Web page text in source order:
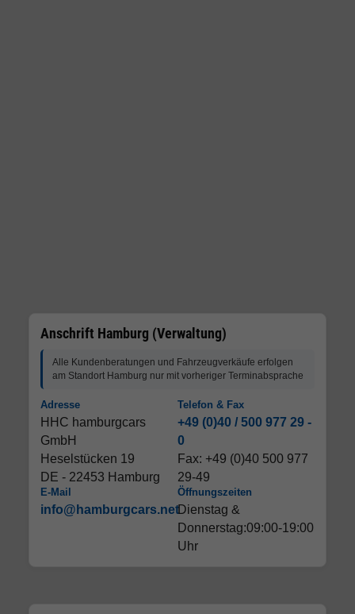
Anschrift Hamburg (Verwaltung)
Alle Kundenberatungen und Fahrzeugverkäufe erfolgen
am Standort Hamburg nur mit vorheriger Terminabsprache
Adresse
HHC hamburgcars
GmbH
Heselstücken 19
DE - 22453 Hamburg
Telefon & Fax
+49 (0)40 / 500 977 29 -
0
Fax: +49 (0)40 500 977
29-49
E-Mail
info@hamburgcars.net
Öffnungszeiten
Dienstag &
Donnerstag:09:00-19:00
Uhr